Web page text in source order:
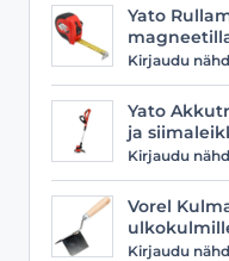
Yato
Kirjaudu
Yato
ja
Kirjaudu
Vorel
Kirjaudu